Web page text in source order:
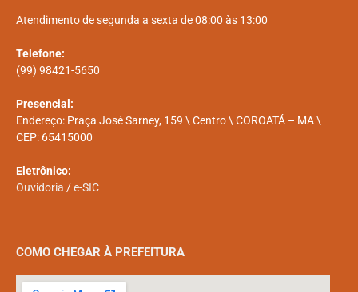
Atendimento de segunda a sexta de 08:00 às 13:00
Telefone:
(99) 98421-5650
Presencial:
Endereço: Praça José Sarney, 159 \ Centro \ COROATÁ – MA \
CEP: 65415000
Eletrônico:
Ouvidoria /e-SIC
COMO CHEGAR À PREFEITURA